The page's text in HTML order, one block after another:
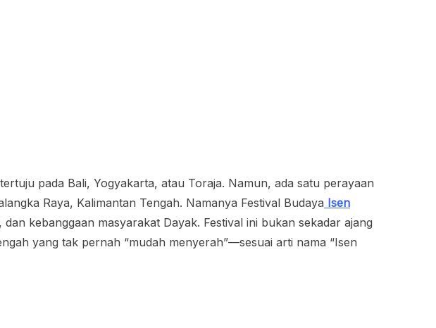
pada Bali, Yogyakarta, atau Toraja. Namun, ada satu perayaan
Raya, Kalimantan Tengah. Namanya Festival Budaya Isen
kebanggaan masyarakat Dayak. Festival ini bukan sekadar ajang
yang tak pernah “mudah menyerah”—sesuai arti nama “Isen